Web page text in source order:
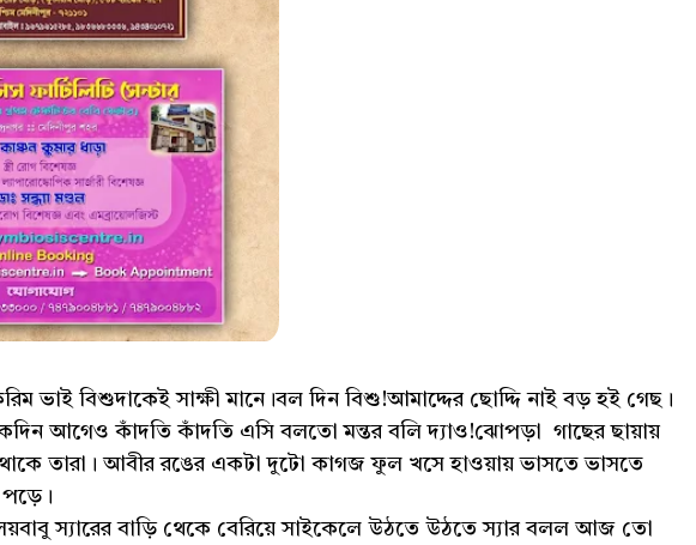
ভাই বিশুদাকেই সাক্ষী মানে।বল দিন বিশু!আমাদ্দের ছোদ্দি নাই বড় হই গেছ।
কদিন আগেও কাঁদতি কাঁদতি এসি বলতো মন্তর বলি দ্যাও!ঝোপড়া গাছের ছায়ায়
তারা। আবীর রঙের একটা দুটো কাগজ ফুল খসে হাওয়ায় ভাসতে ভাসতে
পড়ে।
স্যারের বাড়ি থেকে বেরিয়ে সাইকেলে উঠতে উঠতে স্যার বলল আজ তো